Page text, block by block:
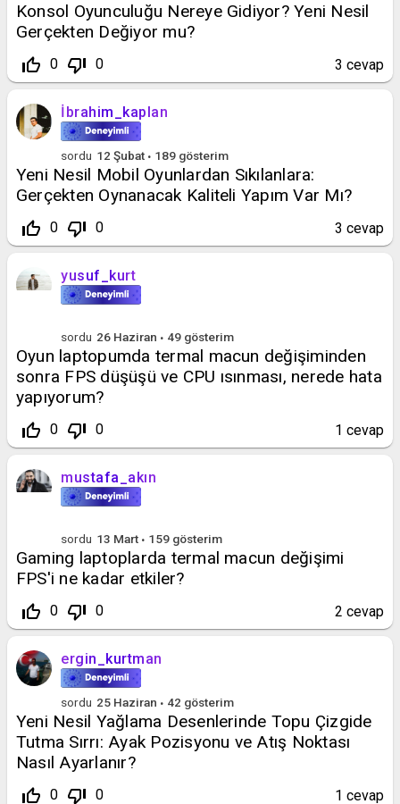
Konsol Oyunculuğu Nereye Gidiyor? Yeni Nesil
Gerçekten Değiyor mu?
thumb_up_off_alt 0 thumb_down_off_alt 0 3 cevap
İbrahim_kaplan
sordu 12 Şubat 189gösterim
Yeni Nesil Mobil Oyunlardan Sıkılanlara:
Gerçekten Oynanacak Kaliteli Yapım Var Mı?
thumb_up_off_alt 0 thumb_down_off_alt 0 3 cevap
yusuf_kurt
sordu 26 Haziran 49gösterim
Oyun laptopumda termal macun değişiminden
sonra FPS düşüşü ve CPU ısınması, nerede hata
yapıyorum?
thumb_up_off_alt 0 thumb_down_off_alt 0 1 cevap
mustafa_akın
sordu 13 Mart 159gösterim
Gaming laptoplarda termal macun değişimi
FPS'i ne kadar etkiler?
thumb_up_off_alt 0 thumb_down_off_alt 0 2 cevap
ergin_kurtman
sordu 25 Haziran 42 gösterim
Yeni Nesil Yağlama Desenlerinde Topu Çizgide
Tutma Sırrı: Ayak Pozisyonu ve Atış Noktası
Nasıl Ayarlanır?
thumb_up_off_alt 0 thumb_down_off_alt 0 1 cevap